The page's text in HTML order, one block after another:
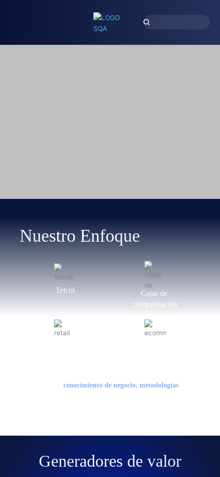
Nuestro Enfoque
Telcol
Cajas de
compensación
conocimiento de negocio, metodologías
Generadores de valor